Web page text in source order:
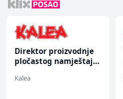
Direktor proizvodnje
pločastog namještaja
Kalea